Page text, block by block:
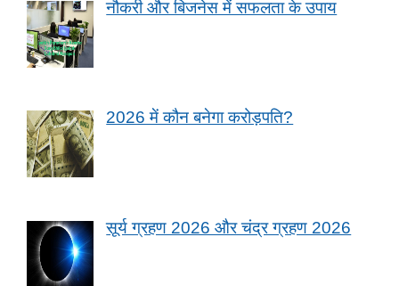
नौकरी और बिजनेस में सफलता के उपाय
2026 में कौन बनेगा करोड़पति?
सूर्य ग्रहण 2026 और चंद्र ग्रहण 2026